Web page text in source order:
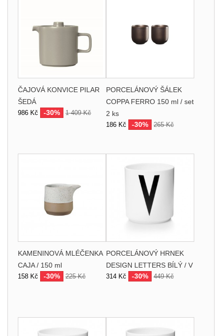
ČAJOVÁ KONVICE PILAR
ŠEDÁ
986 Kč -30% 1 409 Kč
PORCELÁNOVÝ ŠÁLEK
COPPA FERRO 150 ml / set
2 ks
186 Kč -30% 265 Kč
KAMENINOVÁ MLÉČENKA
CAJA / 150 ml
158 Kč -30% 225 Kč
PORCELÁNOVÝ HRNEK
DESIGN LETTERS BÍLÝ / V
314 Kč -30% 449 Kč